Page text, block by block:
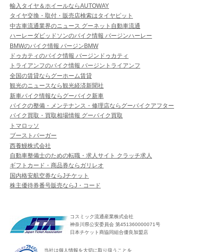
輸入タイヤ＆ホイールならAUTOWAY
タイヤ交換・取付・販売店検索はタイヤピット
中古車流通業界のニュース グーネット自動車流通
ハーレーダビッドソンのバイク情報 バージンハーレー
BMWのバイク情報 バージンBMW
ドゥカティのバイク情報 バージンドゥカティ
トライアンフのバイク情報 バージントライアンフ
全国の賃貸ならグーホーム賃貸
観光のニュースなら観光経済新聞社
新車バイク情報ならグーバイク新車
バイクの整備・メンテナンス・修理店ならグーバイクアフター
バイク買取・買取相場情報 グーバイク買取
トマロッソ
ブーストバーガー
西養鰻株式会社
自動車整備士のための転職・求人サイト クラッチ求人
ギフトカード・商品券ならガリレオ
国内格安航空券ならJチケット
株主優待券番号販売ならJ・コード
コスミック流通産業株式会社
神奈川県公安委員会 第451360000071号
日本チケット商協同組合優良加盟店
当社は個人情報を大切に取り扱うことを